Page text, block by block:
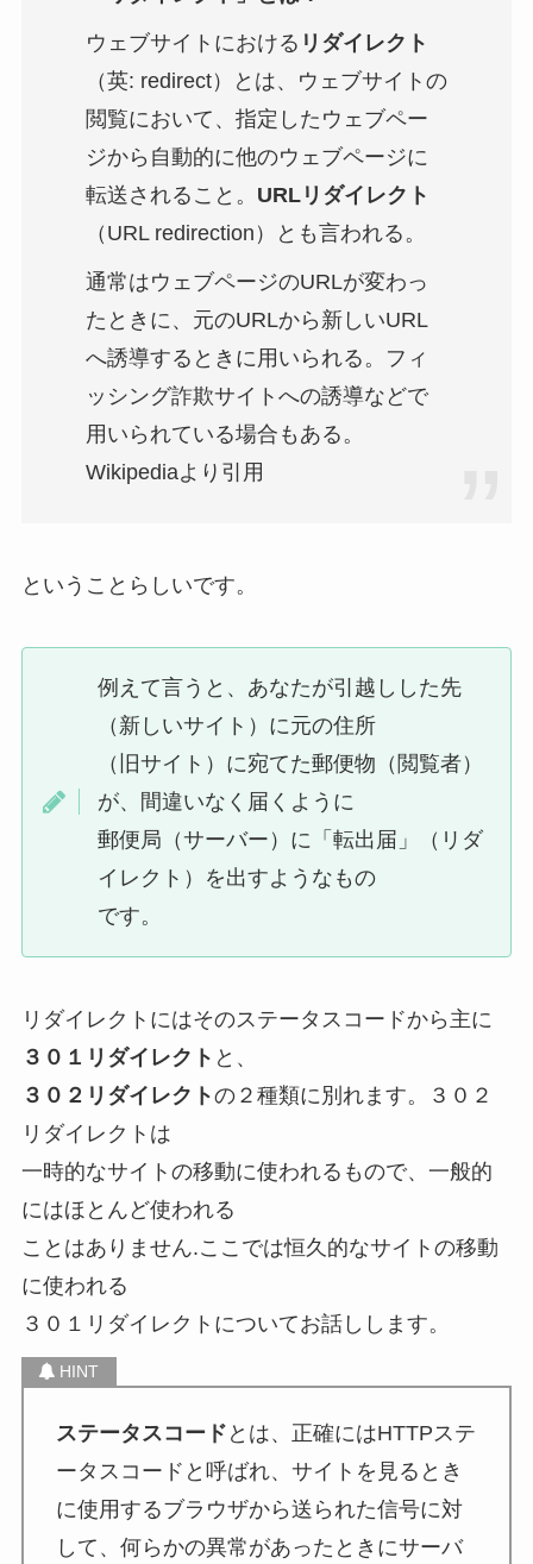
ウェブサイトにおける リダイレクト
（英: redirect）とは、ウェブサイトの
閲覧において、指定したウェブペー
ジから自動的に他のウェブページに
転送されること。 URLリダイレクト
（URL redirection）とも言われる。
通常はウェブページのURLが変わっ
たときに、元のURLから新しいURL
へ誘導するときに用いられる。フィ
ッシング詐欺サイトへの誘導などで
用いられている場合もある。
Wikipediaより引用
ということらしいです。
例えて言うと、あなたが引越しした先
（新しいサイト）に元の住所
（旧サイト）に宛てた郵便物（閲覧者）
が、間違いなく届くように
郵便局（サーバー）に「転出届」（リダ
イレクト）を出すようなもの
です。
リダイレクトにはそのステータスコードから主に
３０１リダイレクト と、
３０２リダイレクトの２種類に別れます。３０２
リダイレクトは
一時的なサイトの移動に使われるもので、一般的
にはほとんど使われる
ことはありません.ここでは恒久的なサイトの移動
に使われる
３０１リダイレクトについてお話しします。
ステータスコード とは、正確にはHTTPステ
ータスコードと呼ばれ、サイトを見るとき
に使用するブラウザから送られた信号に対
して、何らかの異常があったときにサーバ